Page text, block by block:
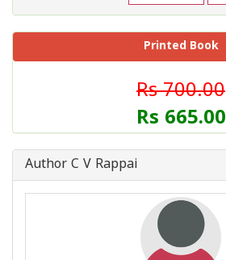
Printed Book
Rs 700.00
Rs 665.00
Author C V Rappai